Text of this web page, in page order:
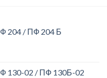
204 / ПФ 204 Б
130-02 / ПФ 130Б-02